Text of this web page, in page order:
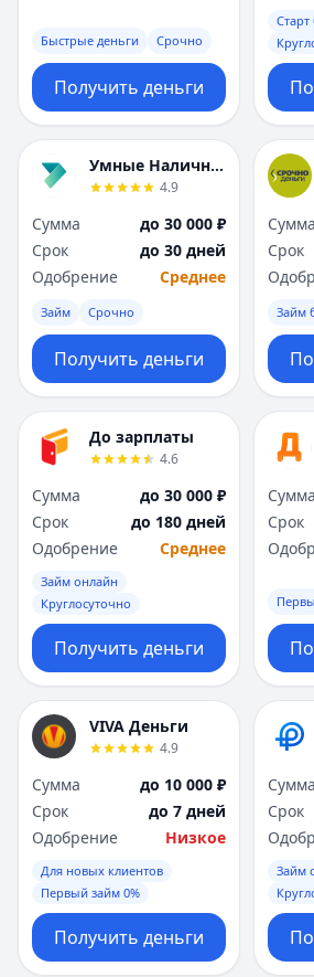
Быстрые деньги Срочно
Получить деньги
Старт
Умные Наличные
4.9
Сумма
до 30 000 ₽
Срок
до 30 дней
Одобрение
Среднее
Займ Срочно
Получить деньги
Сумма
Срок
Займ
До зарплаты
4.6
Сумма
до 30 000 ₽
Срок
до 180 дней
Одобрение
Среднее
Займ онлайн
Круглосуточно
Получить деньги
Сумма
Срок
VIVA Деньги
4.9
Сумма
до 10 000 ₽
Срок
до 7 дней
Одобрение
Низкое
Для новых клиентов
Первый займ 0%
Получить деньги
Сумма
Срок
Займ